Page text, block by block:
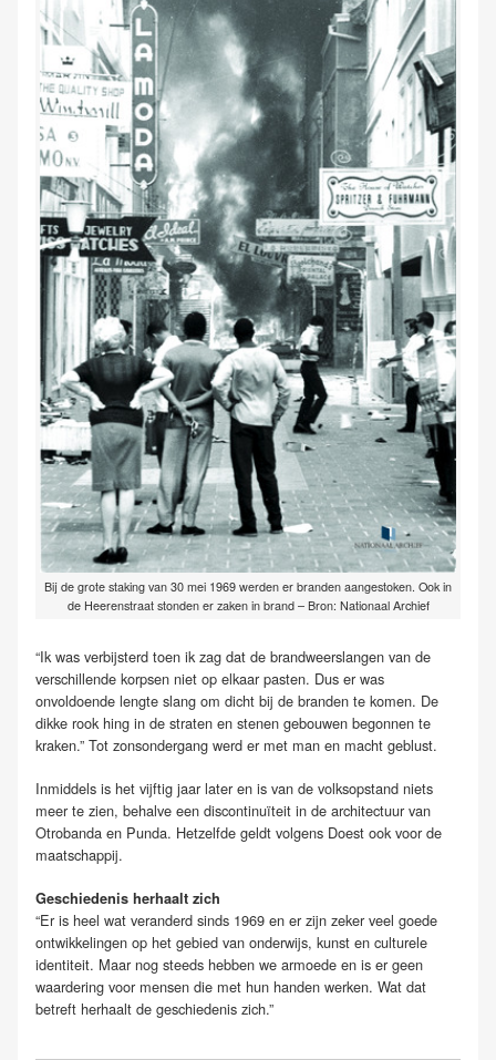
Bij de grote staking van 30 mei 1969 werden er branden aangestoken. Ook in
de Heerenstraat stonden er zaken in brand – Bron: Nationaal Archief
“Ik was verbijsterd toen ik zag dat de brandweerslangen van de
verschillende korpsen niet op elkaar pasten. Dus er was
onvoldoende lengte slang om dicht bij de branden te komen. De
dikke rook hing in de straten en stenen gebouwen begonnen te
kraken.” Tot zonsondergang werd er met man en macht geblust.
Inmiddels is het vijftig jaar later en is van de volksopstand niets
meer te zien, behalve een discontinuïteit in de architectuur van
Otrobanda en Punda. Hetzelfde geldt volgens Doest ook voor de
maatschappij.
Geschiedenis herhaalt zich
“Er is heel wat veranderd sinds 1969 en er zijn zeker veel goede
ontwikkelingen op het gebied van onderwijs, kunst en culturele
identiteit. Maar nog steeds hebben we armoede en is er geen
waardering voor mensen die met hun handen werken. Wat dat
betreft herhaalt de geschiedenis zich.”